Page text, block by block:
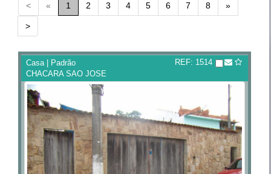
< « 1 2 3 4 5 6 7 8 »
>
Casa | Padrão
CHACARA SAO JOSE
REF: 1514